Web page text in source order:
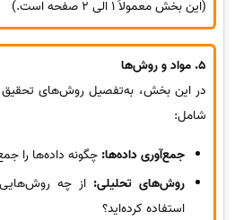
(این بخش معمولاً 1 الی 2 صفحه است.)
5. مواد و روش‌ها
در این بخش، به‌تفصیل روش‌های تحقیق
شامل:
جمع‌آوری داده‌ها: چگونه داده‌ها را
روش‌های تحلیلی: از چه روش‌هایی
استفاده کرده‌اید؟